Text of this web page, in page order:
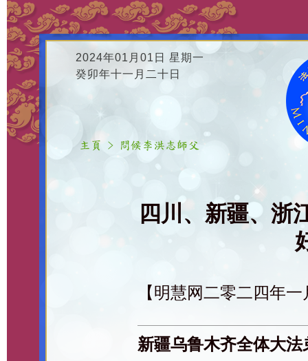
2024年01月01日 星期一
癸卯年十一月二十日
四川、新疆、浙
【明慧网二零二四年
新疆乌鲁木齐全体大